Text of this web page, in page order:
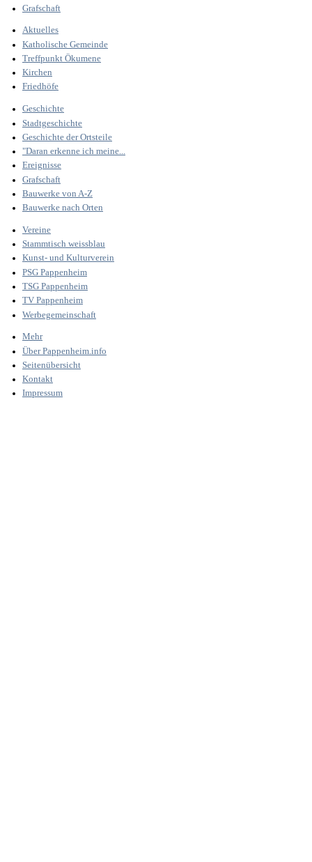
Grafschaft
Aktuelles
Katholische Gemeinde
Treffpunkt Ökumene
Kirchen
Friedhöfe
Geschichte
Stadtgeschichte
Geschichte der Ortsteile
"Daran erkenne ich meine...
Ereignisse
Grafschaft
Bauwerke von A-Z
Bauwerke nach Orten
Vereine
Stammtisch weissblau
Kunst- und Kulturverein
PSG Pappenheim
TSG Pappenheim
TV Pappenheim
Werbegemeinschaft
Mehr
Über Pappenheim.info
Seitenübersicht
Kontakt
Impressum